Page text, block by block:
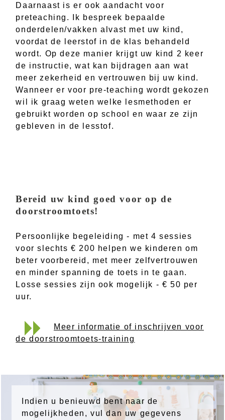
Daarnaast is er ook aandacht voor
preteaching. Ik bespreek bepaalde
onderdelen/vakken alvast met uw kind,
voordat de leerstof in de klas behandeld
wordt. Op deze manier krijgt uw kind 2 keer
de instructie, wat kan bijdragen aan wat
meer zekerheid en vertrouwen bij uw kind.
Wanneer er voor pre-teaching wordt gekozen
wil ik graag weten welke lesmethoden er
gebruikt worden op school en waar ze zijn
gebleven in de lesstof.
Bereid uw kind goed voor op de
doorstroomtoets!
Persoonlijke begeleiding - met 4 sessies
voor slechts € 200 helpen we kinderen om
beter voorbereid, met meer zelfvertrouwen
en minder spanning de toets in te gaan.
Losse sessies zijn ook mogelijk - € 50 per
uur.
Meer informatie of inschrijven voor
de doorstroomtoets-training
Indien u benieuwd bent naar de
mogelijkheden, vul dan uw gegevens